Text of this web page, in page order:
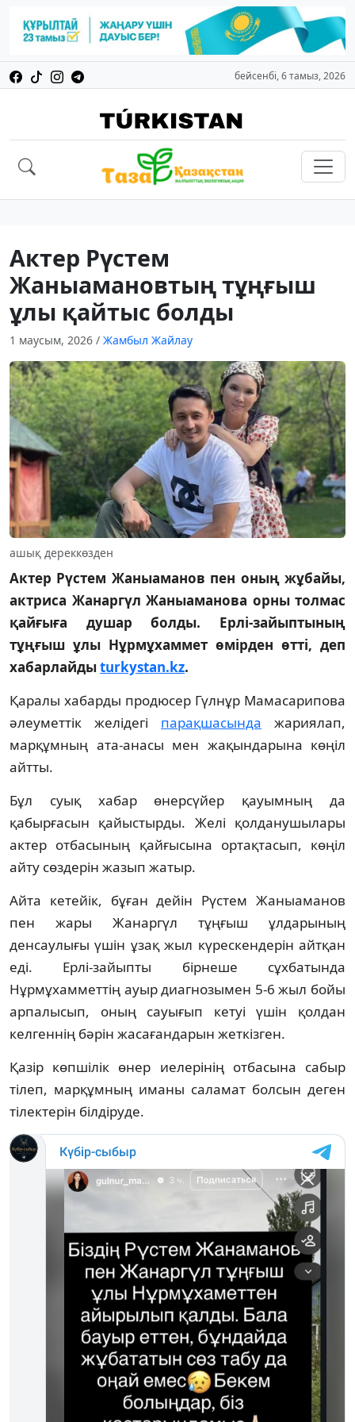
бейсенбі, 6 тамыз, 2026
Актер Рүстем
Жаныамановтың тұңғыш
ұлы қайтыс болды
1 маусым, 2026 / Жамбыл Жайлау
ашық дереккөзден
Актер Рүстем Жаныаманов пен оның жұбайы,
актриса Жанаргүл Жаныаманова орны толмас
қайғыға душар болды. Ерлі-зайыптының
тұңғыш ұлы Нұрмұхаммет өмірден өтті, деп
хабарлайдыturkystan.kz.
Қаралы хабарды продюсер Гүлнұр Мамасарипова
әлеуметтік желідегі парақшасында жариялап,
марқұмның ата-анасы мен жақындарына көңіл
айтты.
Бұл суық хабар өнерсүйер қауымның да
қабырғасын қайыстырды. Желі қолданушылары
актер отбасының қайғысына ортақтасып, көңіл
айту сөздерін жазып жатыр.
Айта кетейік, бұған дейін Рүстем Жаныаманов
пен жары Жанаргүл тұңғыш ұлдарының
денсаулығы үшін ұзақ жыл күрескендерін айтқан
еді. Ерлі-зайыпты бірнеше сұхбатында
Нұрмұхамметтің ауыр диагнозымен 5-6 жыл бойы
арпалысып, оның сауығып кетуі үшін қолдан
келгеннің бәрін жасағандарын жеткізген.
Қазір көпшілік өнер иелерінің отбасына сабыр
тілеп, марқұмның иманы саламат болсын деген
тілектерін білдіруде.